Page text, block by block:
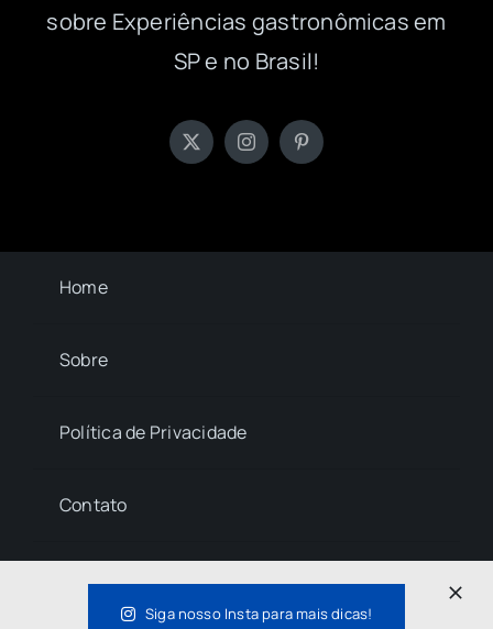
sobre Experiências gastronômicas em
SP e no Brasil!
Home
Sobre
Política de Privacidade
Contato
Siga nosso Insta para mais dicas!